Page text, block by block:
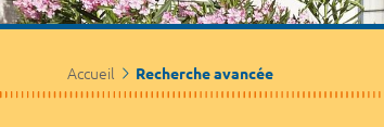
Accueil Recherche avancée